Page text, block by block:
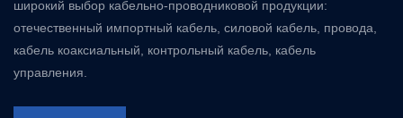
широкий выбор кабельно-проводниковой продукции:
отечественный импортный кабель, силовой кабель, провода,
кабель коаксиальный, контрольный кабель, кабель
управления.